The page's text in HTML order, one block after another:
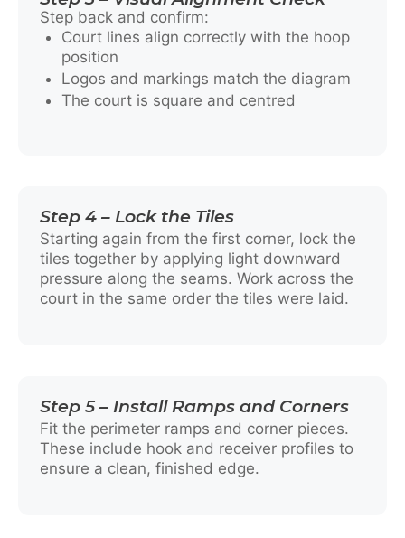
Step back and confirm:
Court lines align correctly with the hoop
position
Logos and markings match the diagram
The court is square and centred
Step 4 – Lock the Tiles
Starting again from the first corner, lock the
tiles together by applying light downward
pressure along the seams. Work across the
court in the same order the tiles were laid.
Step 5 – Install Ramps and Corners
Fit the perimeter ramps and corner pieces.
These include hook and receiver profiles to
ensure a clean, finished edge.